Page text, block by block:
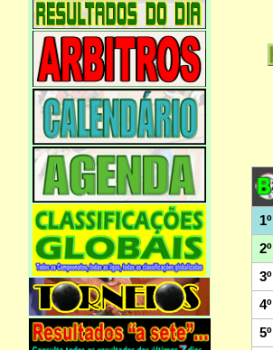
1º
2º
3º
4º
5º